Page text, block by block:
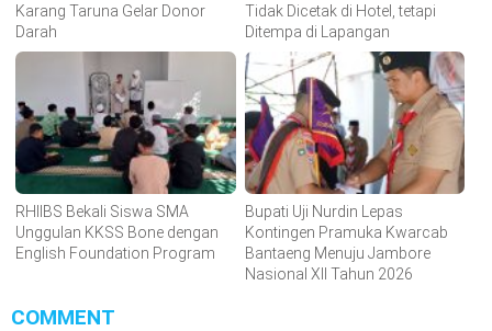
Karang Taruna Gelar Donor
Darah
Tidak Dicetak di Hotel, tetapi
Ditempa di Lapangan
RHIIBS Bekali Siswa SMA
Unggulan KKSS Bone dengan
English Foundation Program
Bupati Uji Nurdin Lepas
Kontingen Pramuka Kwarcab
Bantaeng Menuju Jambore
Nasional XII Tahun 2026
COMMENT